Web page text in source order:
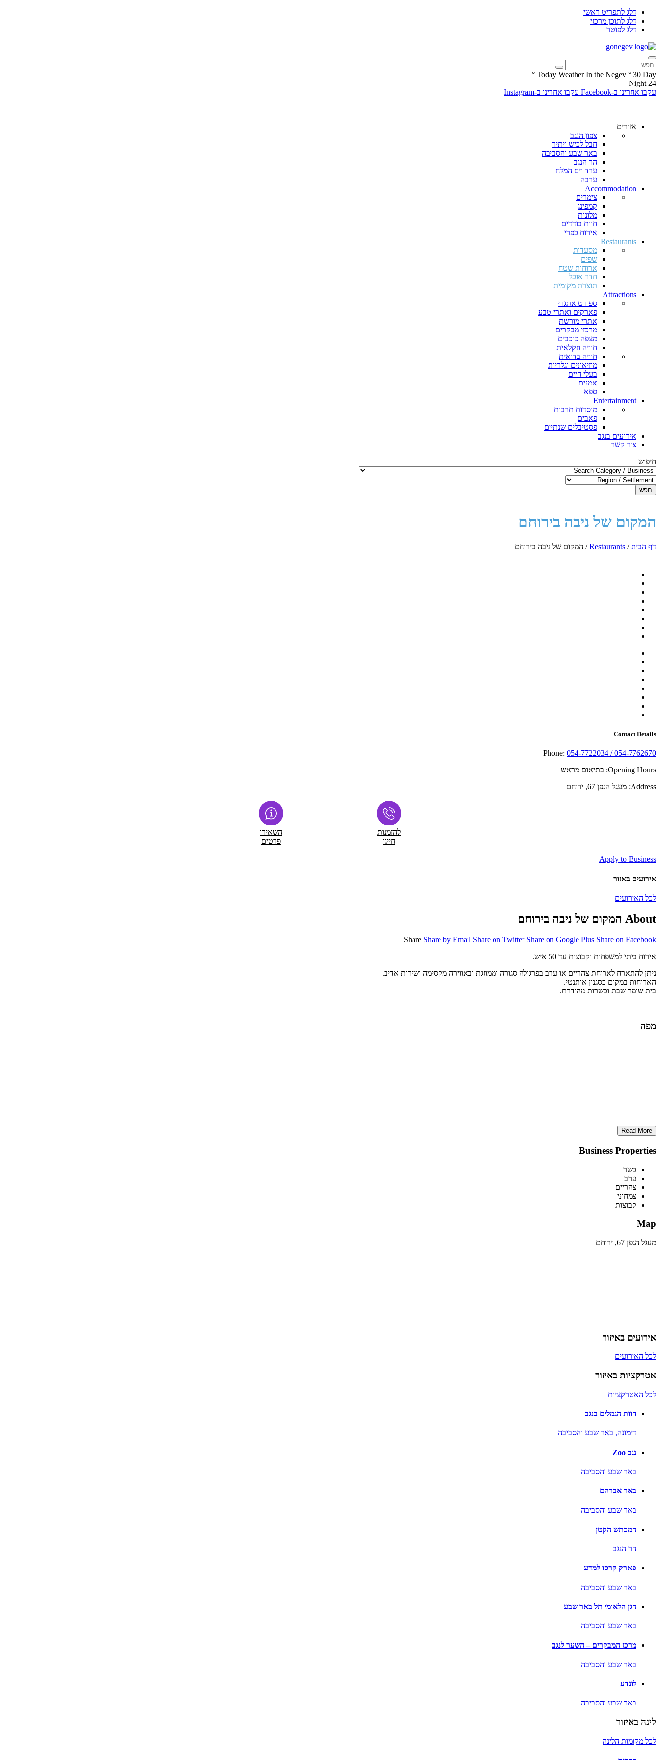
דלג לתפריט ראשי
דלג לתוכן מרכזי
דלג לפוטר
Today Weather In the Negev ° 30 Day
°
24
Night
עקבו אחרינו ב-Facebook
עקבו אחרינו ב-Instagram
אזורים
צפון הנגב
חבל לכיש ויתיר
באר שבע והסביבה
הר הנגב
ערד וים המלח
ערבה
Accommodation
צימרים
קמפינג
מלונות
חוות בודדים
אירוח כפרי
Restaurants
מסעדות
שפים
ארוחות שטח
חדר אוכל
תוצרת מקומית
Attractions
ספורט אתגרי
פארקים ואתרי טבע
אתרי מורשת
מרכזי מבקרים
מצפה כוכבים
חוויה חקלאית
חוויה בדואית
מוזיאונים וגלריות
בעלי חיים
אמנים
ספא
Entertainment
מוסדות תרבות
פאבים
פסטיבלים שנתיים
אירועים בנגב
צור קשר
חיפוש
חפש
המקום של ניבה בירוחם
דף הבית/
Restaurants
/ המקום של ניבה בירוחם
Contact Details
Phone: 054-7722034 / 054-7762670
Opening Hours: בתיאום מראש
Address: מעגל הגפן 67, ירוחם
להזמנות
חייגו
השאירו
פרטים
Apply to Business
אירועים באזור
לכל האירועים
About המקום של ניבה בירוחם
Share Share by Email Share on Twitter Share on Google Plus Share on Facebook
אירוח ביתי למשפחות וקבוצות עד 50 איש.
ניתן להתארח לארוחת צהריים או ערב בפרגולה סגורה וממוזגת ובאווירה מקסימה ושירות אדיב.
הארוחות במקום בסגנון אותנטי.
בית שומר שבת וכשרות מהודרת.
מפה
Read More
Business Properties
כשר
ערב
צהריים
צמחוני
קבוצות
Map
מעגל הגפן 67, ירוחם
אירועים באיזור
לכל האירועים
אטרקציות באיזור
לכל האטרקציות
חוות הגמלים בנגב
דימונה, באר שבע והסביבה
נגב Zoo
באר שבע והסביבה
באר אברהם
באר שבע והסביבה
המכתש הקטן
הר הנגב
פארק קרסו למדע
באר שבע והסביבה
הגן הלאומי תל באר שבע
באר שבע והסביבה
מרכז המבקרים – השער לנגב
באר שבע והסביבה
לונדע
באר שבע והסביבה
לינה באיזור
לכל מקומות הלינה